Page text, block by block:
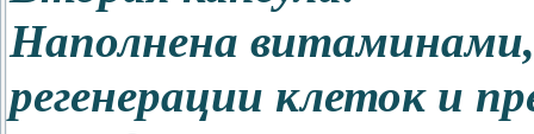
Наполнена
регенерации клеток и